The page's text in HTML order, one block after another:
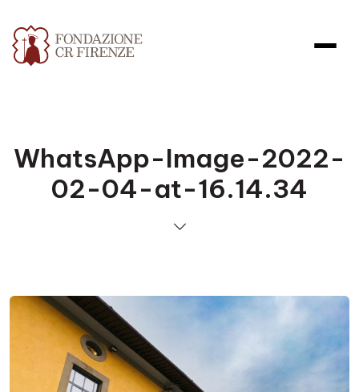
WhatsApp-Image-2022-
02-04-at-16.14.34